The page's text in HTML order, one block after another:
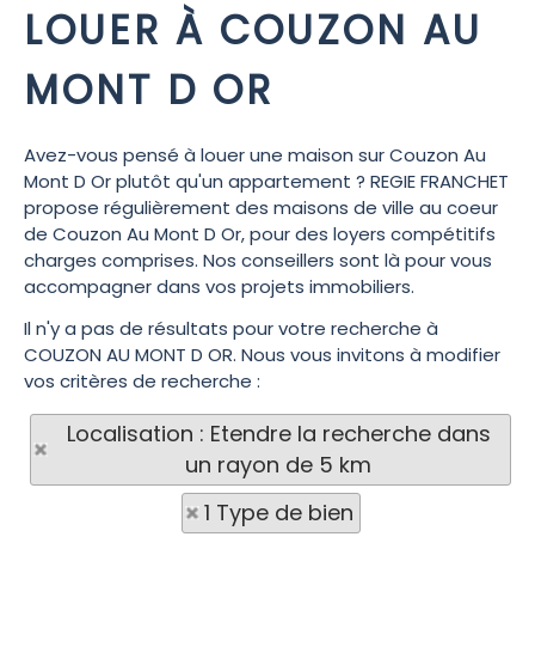
LOUER À COUZON AU
MONT D OR
Avez-vous pensé à louer une maison sur Couzon Au
Mont D Or plutôt qu'un appartement ? REGIE FRANCHET
propose régulièrement des maisons de ville au coeur
de Couzon Au Mont D Or, pour des loyers compétitifs
charges comprises. Nos conseillers sont là pour vous
accompagner dans vos projets immobiliers.
Il n'y a pas de résultats pour votre recherche à
COUZON AU MONT D OR. Nous vous invitons à modifier
vos critères de recherche :
Localisation : Etendre la recherche dans
un rayon de 5 km
1 Type de bien